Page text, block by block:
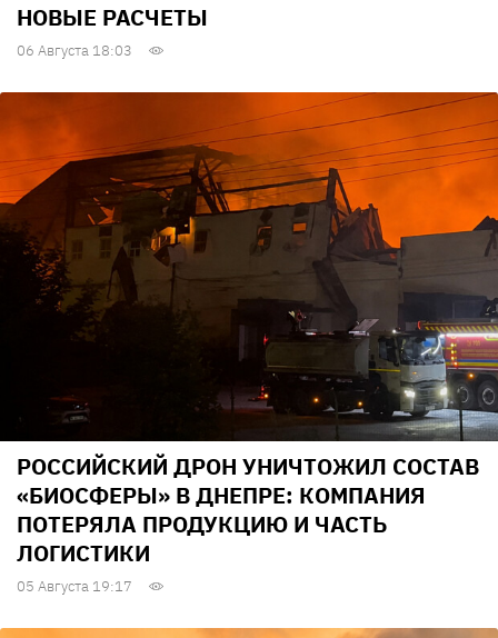
НОВЫЕ РАСЧЕТЫ
06 Августа 18:03
РОССИЙСКИЙ ДРОН УНИЧТОЖИЛ СОСТАВ
«БИОСФЕРЫ» В ДНЕПРЕ: КОМПАНИЯ
ПОТЕРЯЛА ПРОДУКЦИЮ И ЧАСТЬ
ЛОГИСТИКИ
05 Августа 19:17